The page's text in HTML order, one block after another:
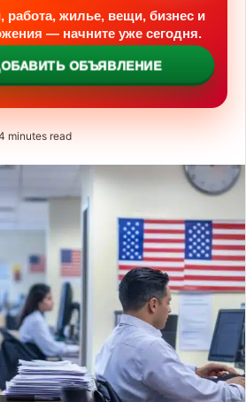
работа, жилье, вещи, бизнес и
— начните уже сегодня.
ОБЪЯВЛЕНИЕ
minutes read